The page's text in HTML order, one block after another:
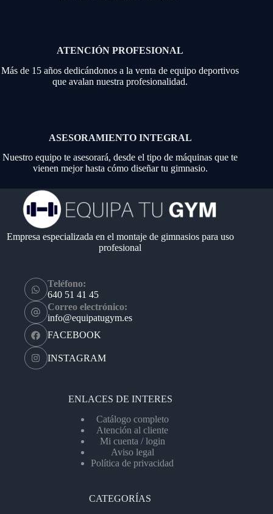
ATENCIÓN PROFESIONAL
Más de 15 años dedicándonos a la venta de equipo deportivos
que avalan nuestra profesionalidad.
ASESORAMIENTO INTEGRAL
Nuestro equipo te asesorará, desde el tipo de máquinas que te
vienen mejor hasta cómo diseñar tu gimnasio.
Empresa especializada en el montaje de gimnasios para uso
profesional
Teléfono:
640 51 41 45
Correo electrónico:
info@equipatugym.es
FACEBOOK
INSTAGRAM
ENLACES DE INTERES
Catálogo completo
Atención al cliente
Mi cuenta / login
Aviso legal
Política de privacidad
CATEGORÍAS